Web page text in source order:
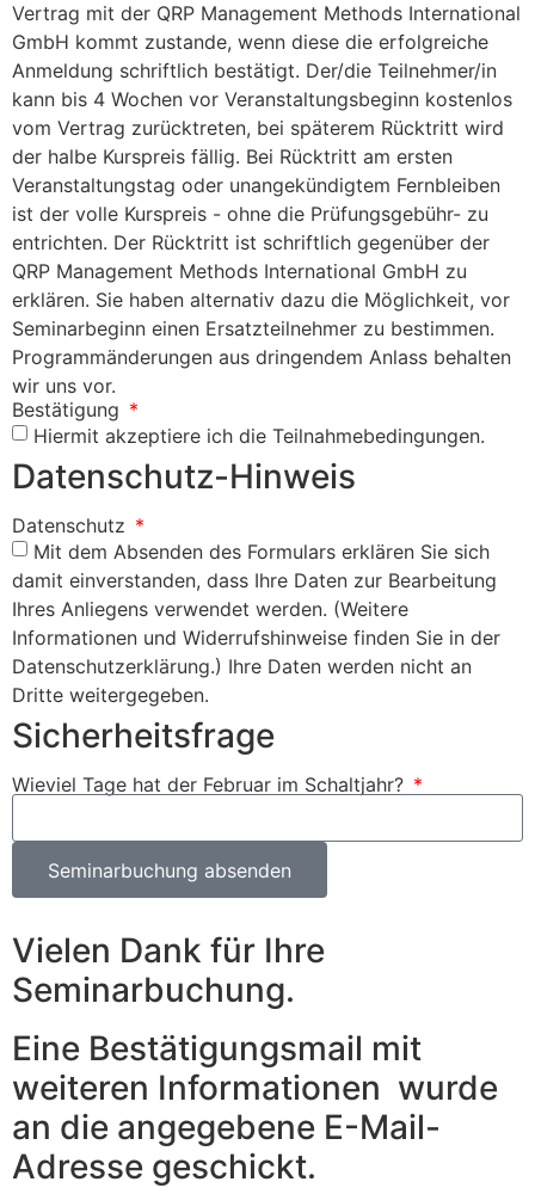
Vertrag mit der QRP Management Methods International
GmbH kommt zustande, wenn diese die erfolgreiche
Anmeldung schriftlich bestätigt. Der/die Teilnehmer/in
kann bis 4 Wochen vor Veranstaltungsbeginn kostenlos
vom Vertrag zurücktreten, bei späterem Rücktritt wird
der halbe Kurspreis fällig. Bei Rücktritt am ersten
Veranstaltungstag oder unangekündigtem Fernbleiben
ist der volle Kurspreis - ohne die Prüfungsgebühr- zu
entrichten. Der Rücktritt ist schriftlich gegenüber der
QRP Management Methods International GmbH zu
erklären. Sie haben alternativ dazu die Möglichkeit, vor
Seminarbeginn einen Ersatzteilnehmer zu bestimmen.
Programmänderungen aus dringendem Anlass behalten
wir uns vor.
Bestätigung
Hiermit akzeptiere ich die Teilnahmebedingungen.
Datenschutz-Hinweis
Datenschutz
Mit dem Absenden des Formulars erklären Sie sich
damit einverstanden, dass Ihre Daten zur Bearbeitung
Ihres Anliegens verwendet werden. (Weitere
Informationen und Widerrufshinweise finden Sie in der
Datenschutzerklärung.) Ihre Daten werden nicht an
Dritte weitergegeben.
Sicherheitsfrage
Wieviel Tage hat der Februar im Schaltjahr?
Seminarbuchung absenden
Vielen Dank für Ihre
Seminarbuchung.
Eine Bestätigungsmail mit
weiteren Informationen wurde
an die angegebene E-Mail-
Adresse geschickt.